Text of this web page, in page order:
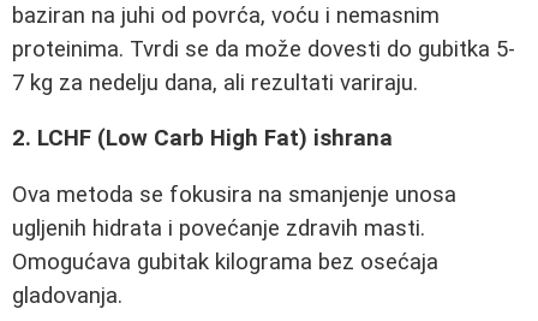
baziran na juhi od povrća, voću i nemasnim
proteinima. Tvrdi se da može dovesti do gubitka 5-
7 kg za nedelju dana, ali rezultati variraju.
2. LCHF (Low Carb High Fat) ishrana
Ova metoda se fokusira na smanjenje unosa
ugljenih hidrata i povećanje zdravih masti.
Omogućava gubitak kilograma bez osećaja
gladovanja.